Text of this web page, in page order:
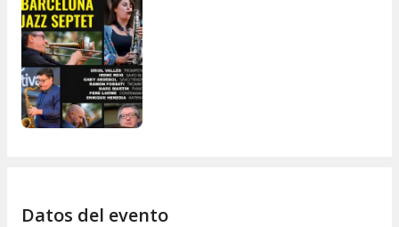
Datos del evento